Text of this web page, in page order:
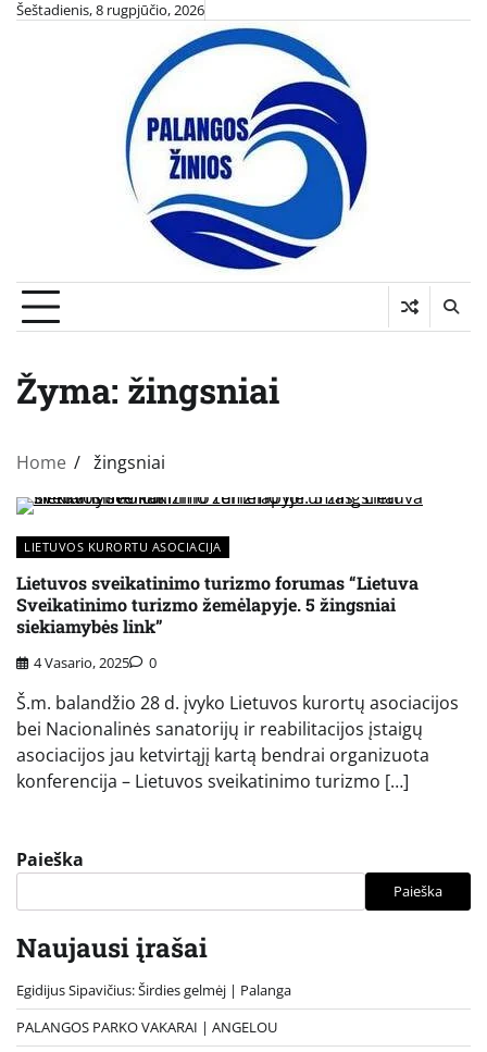
SkipŠeštadienis, 8 rugpjūčio, 2026
Žyma: žingsniai
Home žingsniai
LIETUVOS KURORTU ASOCIACIJA
Lietuvos sveikatinimo turizmo forumas “Lietuva
Sveikatinimo turizmo žemėlapyje. 5 žingsniai
siekiamybės link”
4 Vasario, 2025 0
Š.m. balandžio 28 d. įvyko Lietuvos kurortų asociacijos
bei Nacionalinės sanatorijų ir reabilitacijos įstaigų
asociacijos jau ketvirtąjį kartą bendrai organizuota
konferencija – Lietuvos sveikatinimo turizmo […]
Paieška
Paieška
Naujausi įrašai
Egidijus Sipavičius: Širdies gelmėj | Palanga
PALANGOS PARKO VAKARAI | ANGELOU